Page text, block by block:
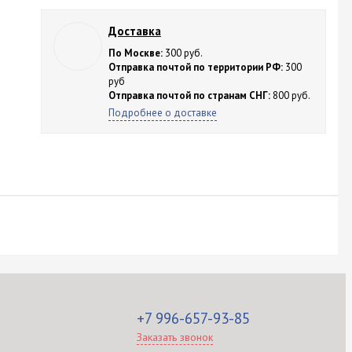
Доставка
По Москве:300 руб.
Отправка почтой по территории РФ:300
руб
Отправка почтой по странам СНГ:800 руб.
Подробнее о доставке
+7 996-657-93-85
Заказать звонок